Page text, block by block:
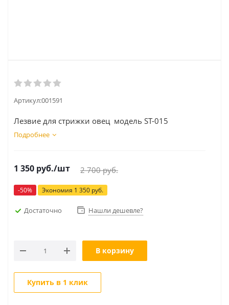
Артикул:001591
Лезвие для стрижки овец модель ST-015
Подробнее
1 350 руб./шт 2 700руб.
-50% Экономия 1 350 руб.
Достаточно Нашли дешевле?
В корзину
Купить в 1 клик